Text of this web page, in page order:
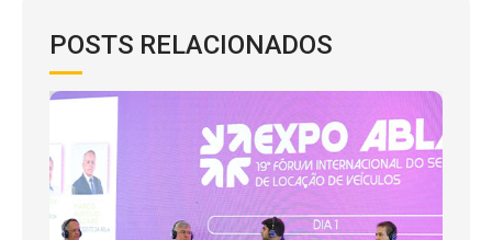
POSTS RELACIONADOS